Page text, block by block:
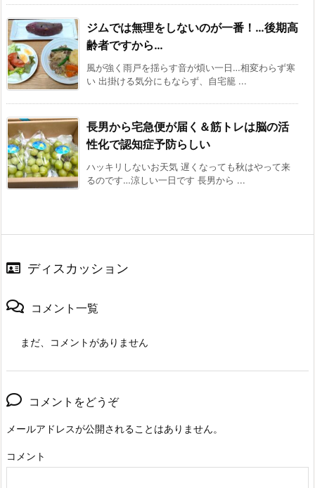
ジムでは無理をしないのが一番！…後期高
齢者ですから…
風が強く雨戸を揺らす音が煩い一日…相変わらず寒
い 出掛ける気分にもならず、自宅籠 ...
長男から宅急便が届く＆筋トレは脳の活
性化で認知症予防らしい
ハッキリしないお天気 遅くなっても秋はやって来
るのです…涼しい一日です 長男から ...
ディスカッション
コメント一覧
まだ、コメントがありません
コメントをどうぞ
メールアドレスが公開されることはありません。
コメント